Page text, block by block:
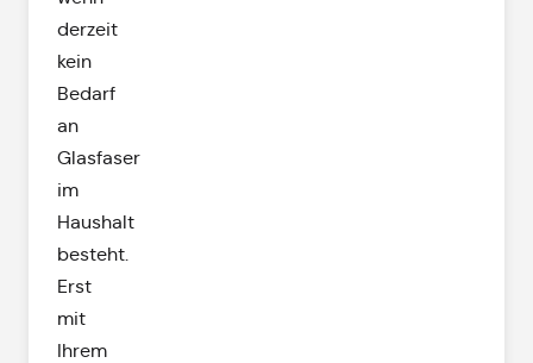
derzeit
kein
Bedarf
an
Glasfaser
im
Haushalt
besteht.
Erst
mit
Ihrem